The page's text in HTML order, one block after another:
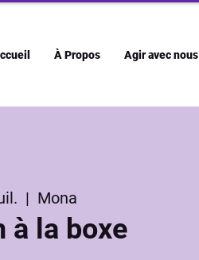
À Propos Agir avec nous
  |
Mona
à la boxe